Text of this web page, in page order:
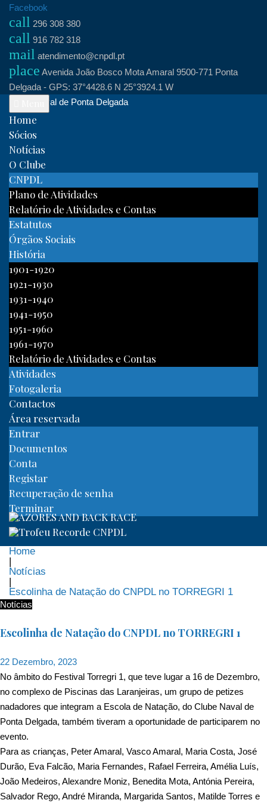
Skip
content
Facebook
call 296 308 380
call 916 782 318
mail atendimento@cnpdl.pt
place Avenida João Bosco Mota Amaral 9500-771 Ponta
Delgada - GPS: 37°4428.6 N 25°3924.1 W
Clube Naval de Ponta Delgada
Home
Sócios
Notícias
O Clube
CNPDL
Plano de Atividades
Relatório de Atividades e Contas
Estatutos
Órgãos Sociais
História
1901-1920
1921-1930
1931-1940
1941-1950
1951-1960
1961-1970
Relatório de Atividades e Contas
Atividades
Fotogaleria
Contactos
Área reservada
Entrar
Documentos
Conta
Registar
Recuperação de senha
Terminar
Home
|
Notícias
|
Escolinha de Natação do CNPDL no TORREGRI 1
Notícias
Escolinha de Natação do CNPDL no TORREGRI 1
22 Dezembro, 2023
No âmbito do Festival Torregri 1, que teve lugar a 16 de Dezembro,
no complexo de Piscinas das Laranjeiras, um grupo de petizes
nadadores que integram a Escola de Natação, do Clube Naval de
Ponta Delgada, também tiveram a oportunidade de participarem no
evento.
Para as crianças, Peter Amaral, Vasco Amaral, Maria Costa, José
Durão, Eva Falcão, Maria Fernandes, Rafael Ferreira, Amélia Luís,
João Medeiros, Alexandre Moniz, Benedita Mota, Antónia Pereira,
Salvador Rego, André Miranda, Margarida Santos, Matilde Torres e